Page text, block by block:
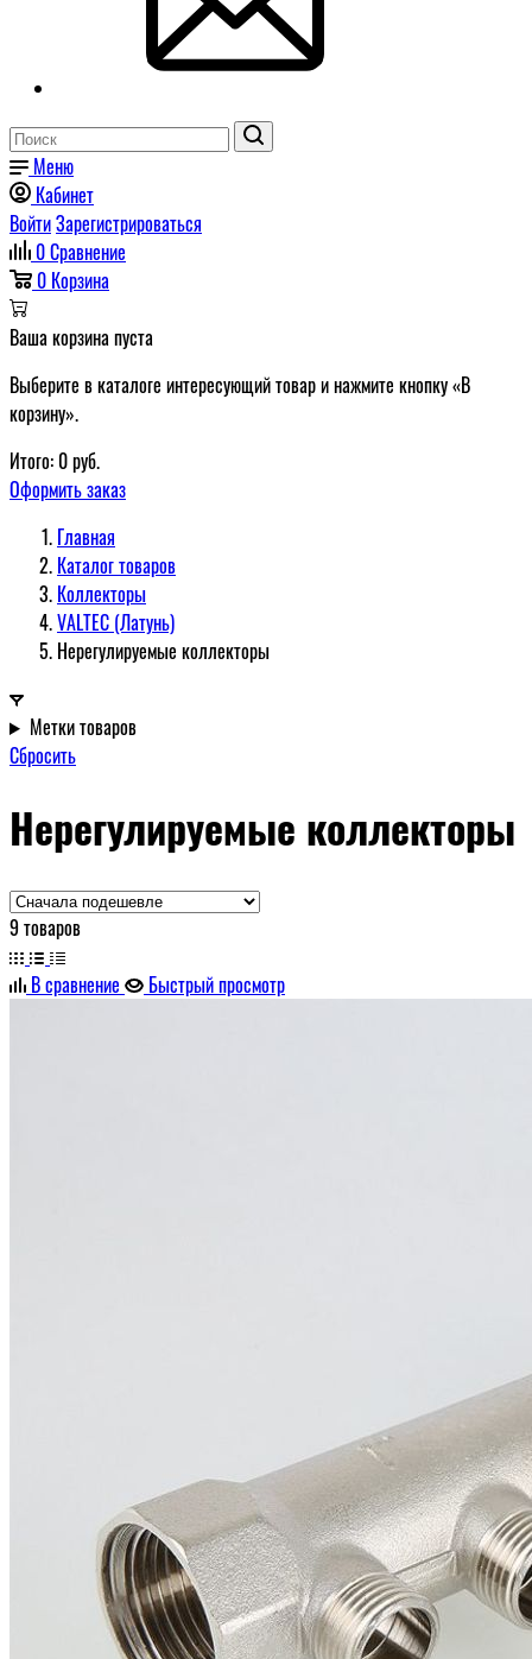
Меню
Кабинет
ВойтиЗарегистрироваться
0Сравнение
0 Корзина
Ваша корзина пуста
Выберите в каталоге интересующий товар и нажмите кнопку «В
корзину».
Итого: 0руб.
Оформить заказ
Главная
Каталог товаров
Коллекторы
VALTEC (Латунь)
Нерегулируемые коллекторы
Метки товаров
Сбросить
Нерегулируемые коллекторы
9 товаров
В сравнение
Быстрый просмотр